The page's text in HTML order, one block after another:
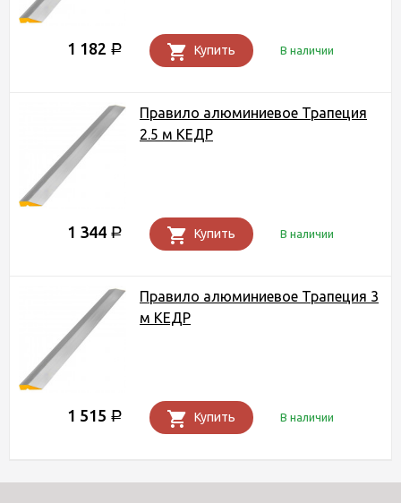
1 182 Р Купить В наличии
Правило алюминиевое Трапеция
2.5 м КЕДР
1 344 Р Купить В наличии
Правило алюминиевое Трапеция 3
м КЕДР
1 515 Р Купить В наличии